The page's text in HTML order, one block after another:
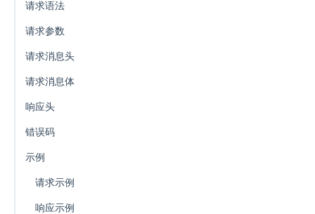
请求语法
请求参数
请求消息头
请求消息体
响应头
错误码
示例
请求示例
响应示例